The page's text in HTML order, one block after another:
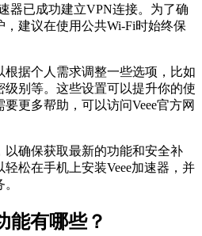
器已成功建立VPN连接。为了确
建议在使用公共Wi-Fi时始终保
据个人需求调整一些选项，比如
级别等。这些设置可以提升你的使
更多帮助，可以访问Veee官方网
确保获取最新的功能和安全补
松在手机上安装Veee加速器，并
能有哪些？